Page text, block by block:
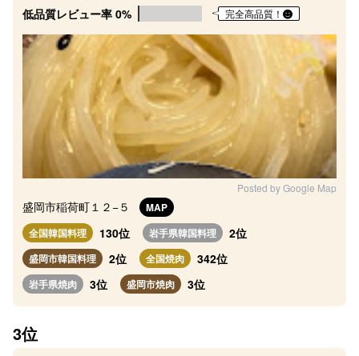
低品質レビュー率 0%
完全高品質！
Posted by Google Map
盛岡市稲荷町１２−５
MAP
全国韓国料理
130位 岩手県韓国料理 2位
盛岡市韓国料理 2位 全国焼肉 342位
岩手県焼肉 3位 盛岡市焼肉 3位
3位